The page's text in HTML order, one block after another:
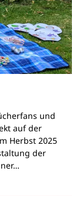
und
auf der
Herbst 2025
der